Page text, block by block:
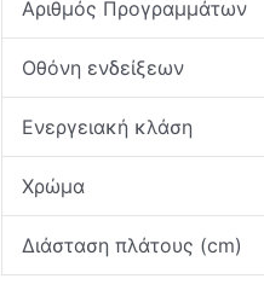
Αριθμός Προγραμμάτων
Οθόνη ενδείξεων
Ενεργειακή κλάση
Χρώμα
Διάσταση πλάτους (cm)